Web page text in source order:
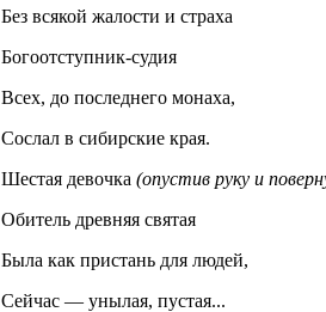
Без всякой жалости и страха
Богоотступник-судия
Всех, до последнего монаха,
Сослал в сибирские края.
Шестая девочка (опустив руку и
Обитель древняя святая
Была как пристань для людей,
Сейчас — унылая, пустая...